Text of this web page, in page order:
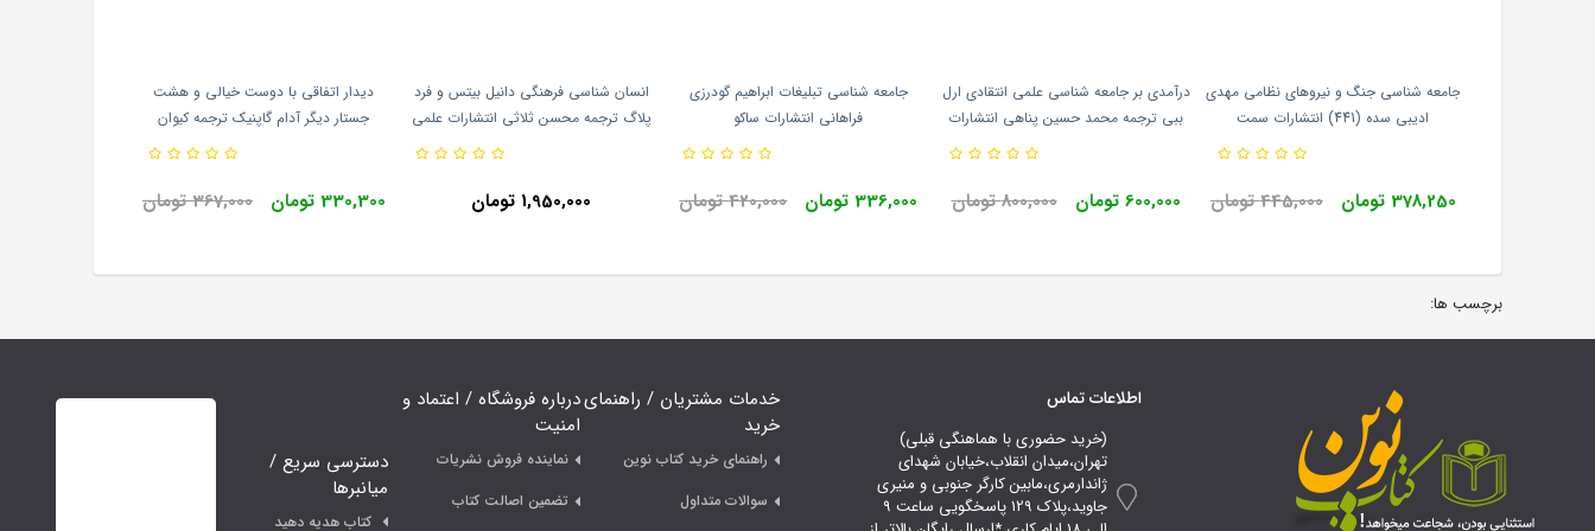
جامعه شناسی جنگ و نیروهای نظامی مهدی
ادیبی سده (441) انتشارات سمت
378,250 تومان 445,000 تومان
درآمدی بر جامعه شناسی علمی انتقادی ارل
ببی ترجمه محمد حسین پناهی انتشارات
دانشگاه علامه طباطبائی
600,000 تومان 800,000 تومان
جامعه شناسی تبلیغات ابراهیم گودرزی
فراهانی انتشارات ساکو
336,000 تومان 420,000 تومان
انسان شناسی فرهنگی دانیل بیتس و فرد
پلاگ ترجمه محسن ثلاثی انتشارات علمی
1,950,000 تومان
دیدار اتفاقی با دوست خیالی و هشت
جستار دیگر آدام گاپنیک ترجمه کیوان
سررشته انتشارات اطراف
330,300 تومان 367,000 تومان
برچسب ها:
اطلاعات تماس
(خرید حضوری با هماهنگی قبلی)
تهران،میدان انقلاب،خیابان شهدای
ژاندارمری،مابین کارگر جنوبی و منیری
جاوید،پلاک 129 پاسخگویی ساعت 9
خدمات مشتریان / راهنمای
خرید
راهنمای خرید کتاب نوین
سوالات متداول
درباره فروشگاه / اعتماد و
امنیت
نماینده فروش نشریات
تضمین اصالت کتاب
دسترسی سریع /
میانبرها
کتاب هدیه دهید